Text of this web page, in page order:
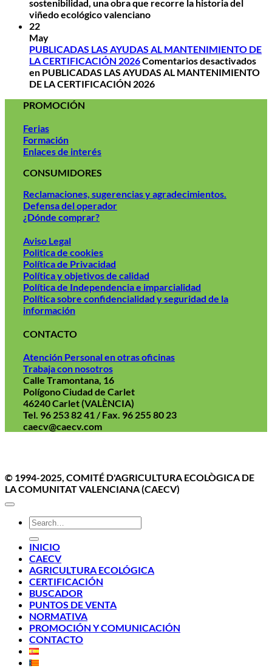
sostenibilidad, una obra que recorre la historia del
viñedo ecológico valenciano
22
May
PUBLICADAS LAS AYUDAS AL MANTENIMIENTO DE
LA CERTIFICACIÓN 2026Comentarios desactivados
en PUBLICADAS LAS AYUDAS AL MANTENIMIENTO
DE LA CERTIFICACIÓN 2026
PROMOCIÓN
Ferias
Formación
Enlaces de interés
CONSUMIDORES
Reclamaciones, sugerencias y agradecimientos.
Defensa del operador
¿Dónde comprar?
Aviso Legal
Politica de cookies
Política de Privacidad
Política y objetivos de calidad
Política de Independencia e imparcialidad
Política sobre confidencialidad y seguridad de la
información
CONTACTO
Atención Personal en otras oficinas
Trabaja con nosotros
Calle Tramontana, 16
Polígono Ciudad de Carlet
46240 Carlet (VALÈNCIA)
Tel. 96 253 82 41 / Fax. 96 255 80 23
caecv@caecv.com
© 1994-2025, COMITÉ D'AGRICULTURA ECOLÒGICA DE
LA COMUNITAT VALENCIANA (CAECV)
INICIO
CAECV
AGRICULTURA ECOLÓGICA
CERTIFICACIÓN
BUSCADOR
PUNTOS DE VENTA
NORMATIVA
PROMOCIÓN Y COMUNICACIÓN
CONTACTO